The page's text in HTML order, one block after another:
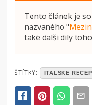
Tento článek je
nazvaného "
také další díly
POSTED
ČLÁNKY ,
PRODUKTY
ŠTÍTKY: ITALSKÉ